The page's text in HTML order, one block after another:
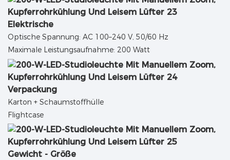
Elektrische
Optische Spannung: AC 100–240 V, 50/60 Hz
Maximale Leistungsaufnahme: 200 Watt
Verpackung
Karton + Schaumstoffhülle
Flightcase
Gewicht - Größe